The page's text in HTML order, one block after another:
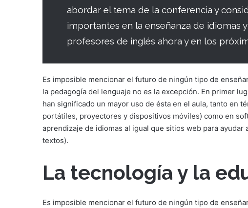
abordar el tema de la conferencia y
importantes en la enseñanza de idiomas
profesores de inglés ahora y en los
Es imposible mencionar el futuro de ningún tipo de
la pedagogía del lenguaje no es la excepción. En primer
han significado un mayor uso de ésta en el aula, tanto en
portátiles, proyectores y dispositivos móviles) como en
aprendizaje de idiomas al igual que sitios web para
textos).
La tecnología y la
Es imposible mencionar el futuro de ningún tipo de